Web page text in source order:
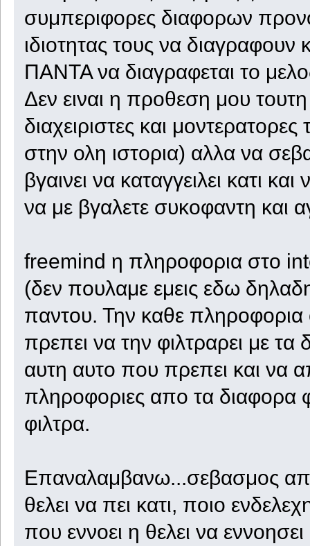
συμπεριφορες διαφορων
ιδιοτητας τους να
ΠΑΝΤΑ να διαγραφεται το
Δεν ειναι η προθεση μου
διαχειριστες και
στην ολη ιστορια) αλλα να
βγαινει να καταγγειλει κατι
να με βγαλετε συκοφαντη και
freemind η πληροφορια στο
(δεν πουλαμε εμεις εδω
παντου. Την καθε
πρεπει να την φιλτραρει με τα
αυτη αυτο που πρεπει και να
πληροφοριες απο τα διαφορα
φιλτρα.
Επαναλαμβανω...σεβασμος
θελει να πει κατι, ποιο
που εννοει η θελει να